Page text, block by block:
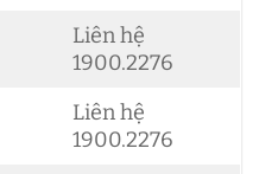
Liên hệ
1900.2276
Liên hệ
1900.2276